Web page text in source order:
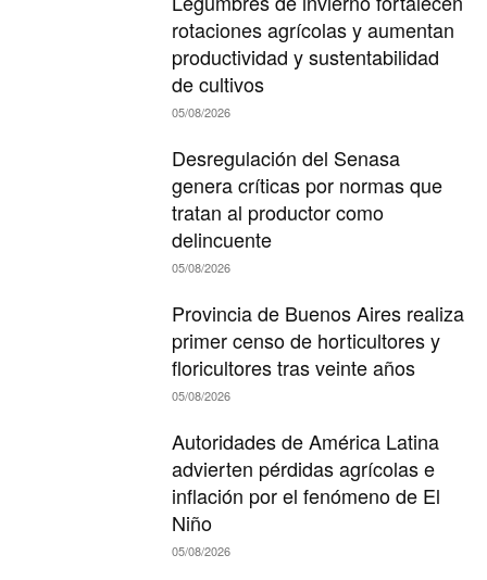
rotaciones agrícolas y aumentan
productividad y sustentabilidad
de cultivos
05/08/2026
Desregulación del Senasa
genera críticas por normas que
tratan al productor como
delincuente
05/08/2026
Provincia de Buenos Aires realiza
primer censo de horticultores y
floricultores tras veinte años
05/08/2026
Autoridades de América Latina
advierten pérdidas agrícolas e
inflación por el fenómeno de El
Niño
05/08/2026